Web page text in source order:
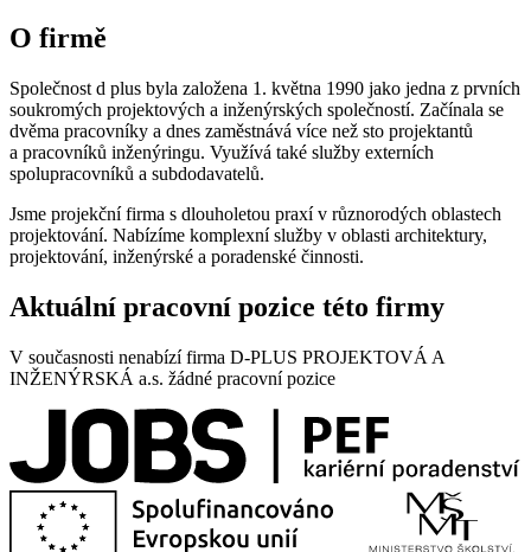
O firmě
Společnost d plus byla založena 1. května 1990 jako jedna z prvních
soukromých projektových a inženýrských společností. Začínala se
dvěma pracovníky a dnes zaměstnává více než sto projektantů
a pracovníků inženýringu. Využívá také služby externích
spolupracovníků a subdodavatelů.
Jsme projekční firma s dlouholetou praxí v různorodých oblastech
projektování. Nabízíme komplexní služby v oblasti architektury,
projektování, inženýrské a poradenské činnosti.
Aktuální pracovní pozice této firmy
V současnosti nenabízí firma D-PLUS PROJEKTOVÁ A
INŽENÝRSKÁ a.s. žádné pracovní pozice